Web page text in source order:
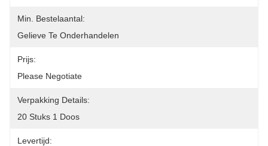
Min. Bestelaantal:
Gelieve Te Onderhandelen
Prijs:
Please Negotiate
Verpakking Details:
20 Stuks 1 Doos
Levertijd: